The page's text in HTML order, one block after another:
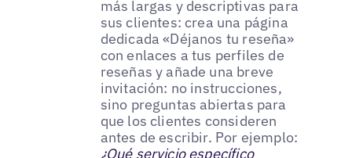
más largas y descriptivas para
sus clientes: crea una página
dedicada «Déjanos tu reseña»
con enlaces a tus perfiles de
reseñas y añade una breve
invitación: no instrucciones,
sino preguntas abiertas para
que los clientes consideren
antes de escribir. Por ejemplo:
¿Qué servicio específico